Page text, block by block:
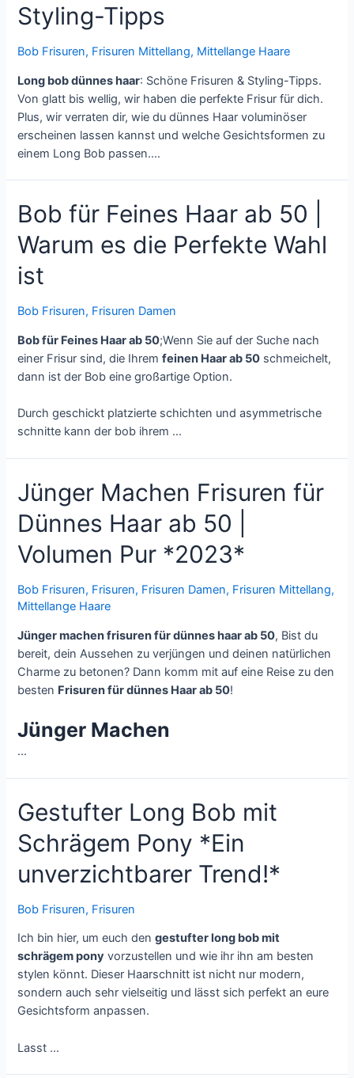
Styling-Tipps
Bob Frisuren, Frisuren Mittellang, Mittellange Haare
Long bob dünnes haar: Schöne Frisuren & Styling-Tipps.
Von glatt bis wellig, wir haben die perfekte Frisur für dich.
Plus, wir verraten dir, wie du dünnes Haar voluminöser
erscheinen lassen kannst und welche Gesichtsformen zu
einem Long Bob passen.…
Bob für Feines Haar ab 50 |
Warum es die Perfekte Wahl
ist
Bob Frisuren, Frisuren Damen
Bob für Feines Haar ab 50;Wenn Sie auf der Suche nach
einer Frisur sind, die Ihremfeinen Haar ab 50 schmeichelt,
dann ist der Bob eine großartige Option.
Durch geschickt platzierte schichten und asymmetrische
schnitte kann der bob ihrem …
Jünger Machen Frisuren für
Dünnes Haar ab 50 |
Volumen Pur *2023*
Bob Frisuren, Frisuren, Frisuren Damen, Frisuren Mittellang,
Mittellange Haare
Jünger machen frisuren für dünnes haar ab 50, Bist du
bereit, dein Aussehen zu verjüngen und deinen natürlichen
Charme zu betonen? Dann komm mit auf eine Reise zu den
besten Frisuren für dünnes Haar ab 50!
Jünger Machen
…
Gestufter Long Bob mit
Schrägem Pony *Ein
unverzichtbarer Trend!*
Bob Frisuren, Frisuren
Ich bin hier, um euch dengestufter long bob mit
schrägem pony vorzustellen und wie ihr ihn am besten
stylen könnt. Dieser Haarschnitt ist nicht nur modern,
sondern auch sehr vielseitig und lässt sich perfekt an eure
Gesichtsform anpassen.
Lasst …